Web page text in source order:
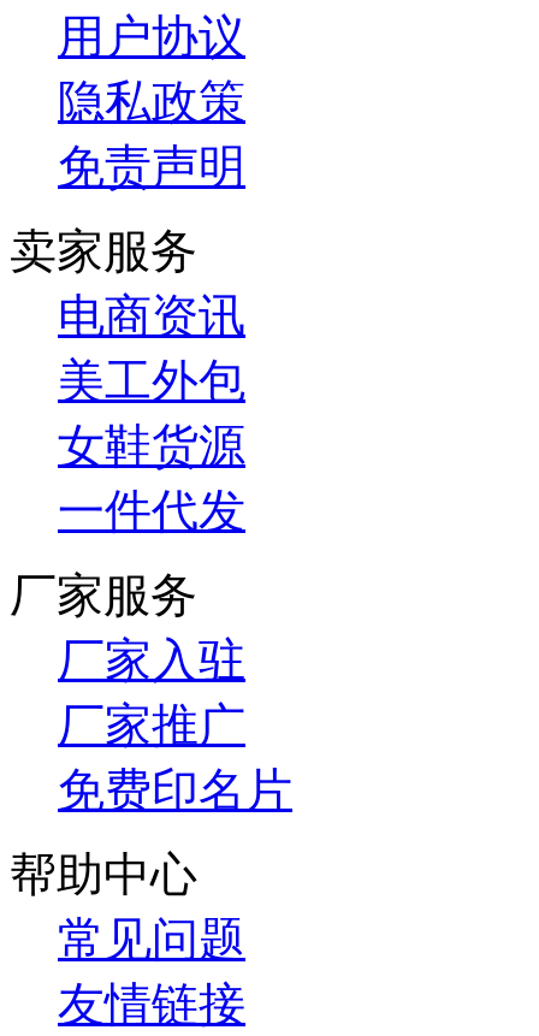
用户协议
隐私政策
免责声明
卖家服务
电商资讯
美工外包
女鞋货源
一件代发
厂家服务
厂家入驻
厂家推广
免费印名片
帮助中心
常见问题
友情链接